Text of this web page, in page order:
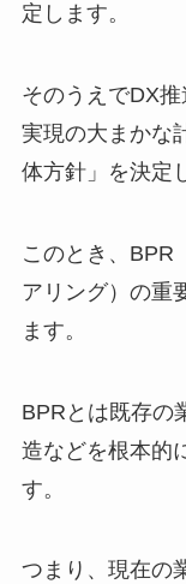
定します。
そのうえでDX
実現の大まかな
体方針」を決定
このとき、BPR
アリング）の重
ます。
BPRとは既存の
造などを根本的
す。
つまり、現在の